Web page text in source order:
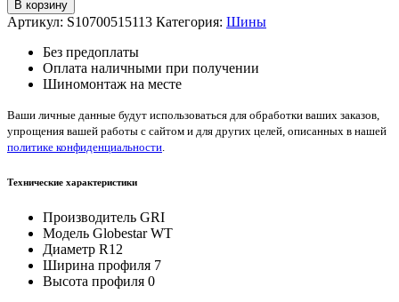
GRI
Globestar
В корзину
Артикул: S10700515113 Категория: Шины
Без предоплаты
Оплата наличными при получении
Шиномонтаж на месте
Ваши личные данные будут использоваться для обработки ваших заказов,
упрощения вашей работы с сайтом и для других целей, описанных в нашей
политике конфиденциальности
Технические характеристики
Производитель GRI
Модель Globestar WT
Диаметр R12
Ширина профиля 7
Высота профиля 0